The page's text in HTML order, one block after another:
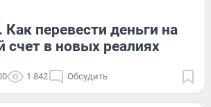
Как перевести деньги на
счет в новых реалиях
1 842 Обсудить